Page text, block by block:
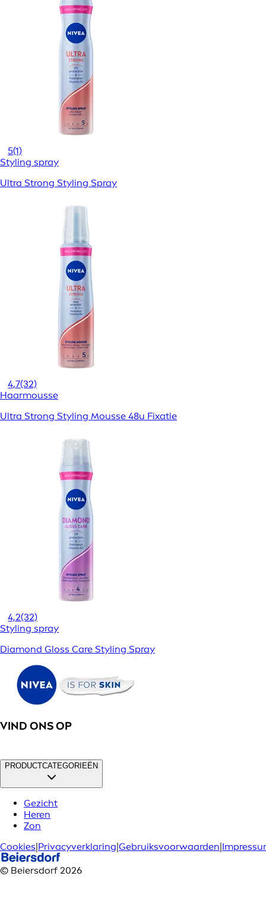
5(1)
Styling spray
Ultra Strong Styling Spray
4,7(32)
Haarmousse
Ultra Strong Styling Mousse 48u Fixatie
4,2(32)
Styling spray
Diamond Gloss Care Styling Spray
VIND ONS OP
PRODUCTCATEGORIEËN
Gezicht
Heren
Zon
Cookies|Privacyverklaring|Gebruiksvoorwaarden|
© Beiersdorf 2026